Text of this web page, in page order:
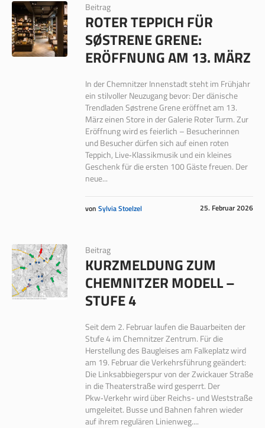
Beitrag
ROTER TEPPICH FÜR
SØSTRENE GRENE:
ERÖFFNUNG AM 13. MÄRZ
In der Chemnitzer Innenstadt steht im Frühjahr
ein stilvoller Neuzugang bevor: Der dänische
Trendladen Søstrene Grene eröffnet am 13.
März einen Store in der Galerie Roter Turm. Zur
Eröffnung wird es feierlich – Besucherinnen
und Besucher dürfen sich auf einen roten
Teppich, Live‑Klassikmusik und ein kleines
Geschenk für die ersten 100 Gäste freuen. Der
neue...
25. Februar 2026
von Sylvia Stoelzel
Beitrag
KURZMELDUNG ZUM
CHEMNITZER MODELL –
STUFE 4
Seit dem 2. Februar laufen die Bauarbeiten der
Stufe 4 im Chemnitzer Zentrum. Für die
Herstellung des Baugleises am Falkeplatz wird
am 19. Februar die Verkehrsführung geändert:
Die Linksabbiegerspur von der Zwickauer Straße
in die Theaterstraße wird gesperrt. Der
Pkw‑Verkehr wird über Reichs- und Weststraße
umgeleitet. Busse und Bahnen fahren wieder
auf ihrem regulären Linienweg....